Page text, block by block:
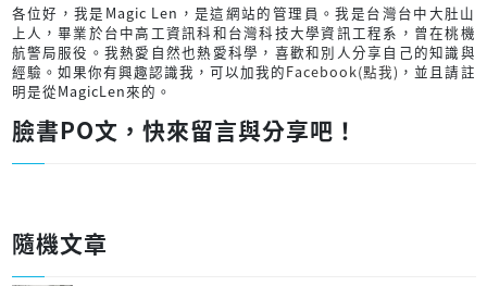
各位好，我是Magic Len，是這網站的管理員。我是台灣台中大肚山
上人，畢業於台中高工資訊科和台灣科技大學資訊工程系，曾在桃機
航警局服役。我熱愛自然也熱愛科學，喜歡和別人分享自己的知識與
經驗。如果你有興趣認識我，可以加我的Facebook(點我) ，並且請註
明是從MagicLen來的。
臉書PO文，快來留言與分享吧！
隨機文章